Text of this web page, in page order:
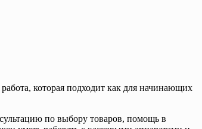
которая подходит как для начинающих
по выбору товаров, помощь в